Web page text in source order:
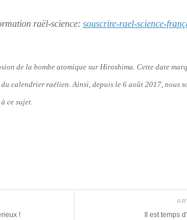
raël-science: souscrire-rael-science-
de la bombe atomique sur Hiroshima. Cette date
calendrier raélien. Ainsi, depuis le 6 août 2017, nous
ce sujet.
Il est temps
!